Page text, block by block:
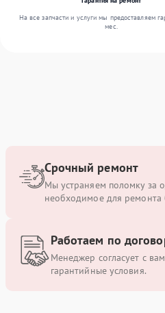
На все запчасти и услуги мы предоставляем
мес.
Срочный ремонт
Мы устраняем поломку за
необходимое для ремонта
Работаем по
Менеджер согласует с
гарантийные условия.